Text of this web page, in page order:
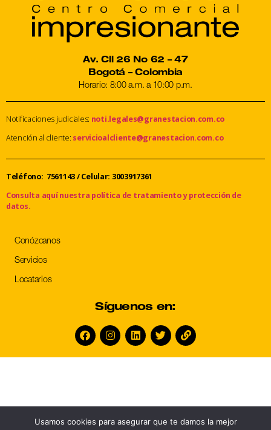
Av. Cll 26 No 62 – 47
Bogotá – Colombia
Horario: 8:00 a.m. a 10:00 p.m.
Notificaciones judiciales: noti.legales@granestacion.com.co
Atención al cliente: servicioalcliente@granestacion.com.co
Teléfono: 7561143/Celular: 3003917361
Consulta aquí nuestra política de tratamiento y protección de
datos.
Conózcanos
Servicios
Locatarios
Síguenos en:
Usamos cookies para asegurar que te damos la mejor